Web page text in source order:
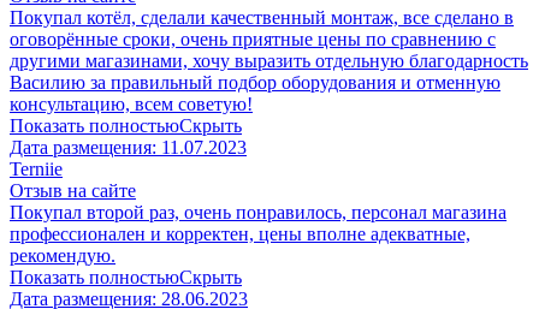
Покупал котёл, сделали качественный монтаж, все сделано в
оговорённые сроки, очень приятные цены по сравнению с
другими магазинами, хочу выразить отдельную благодарность
Василию за правильный подбор оборудования и отменную
консультацию, всем советую!
Показать полностьюСкрыть
Дата размещения: 11.07.2023
​Terniie​
Отзыв на сайте
Покупал второй раз, очень понравилось, персонал магазина
профессионален и корректен, цены вполне адекватные,
рекомендую.
Показать полностьюСкрыть
Дата размещения: 28.06.2023